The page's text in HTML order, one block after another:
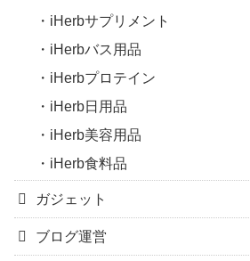
iHerbサプリメント
iHerbバス用品
iHerbプロテイン
iHerb日用品
iHerb美容用品
iHerb食料品
ガジェット
ブログ運営